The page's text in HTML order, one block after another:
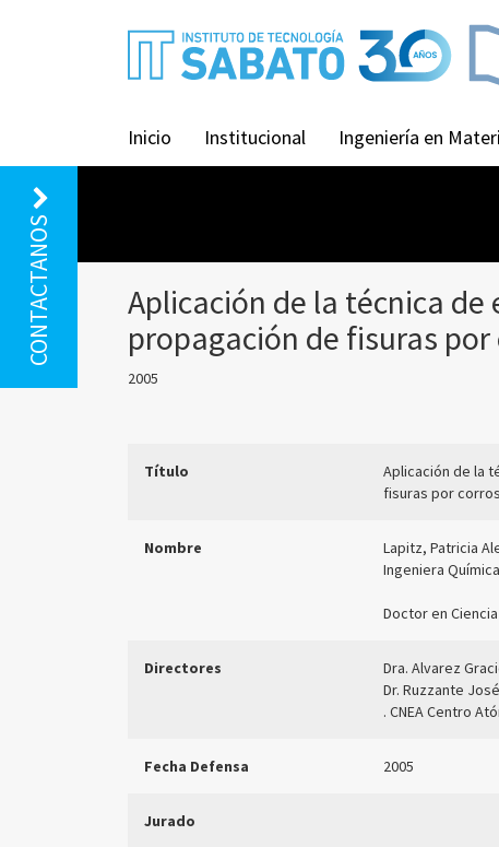
Inicio Institucional Ingeniería en
CONTACTANOS
Aplicación de la técnica
propagación de fisuras
2005
Título
Aplicación de la
fisuras por
Nombre
Lapitz, Patricia
Ingeniera
Doctor en
Directores
Dra. Alvarez
Dr. Ruzzante
. CNEA Centro
Fecha Defensa 2005
Jurado